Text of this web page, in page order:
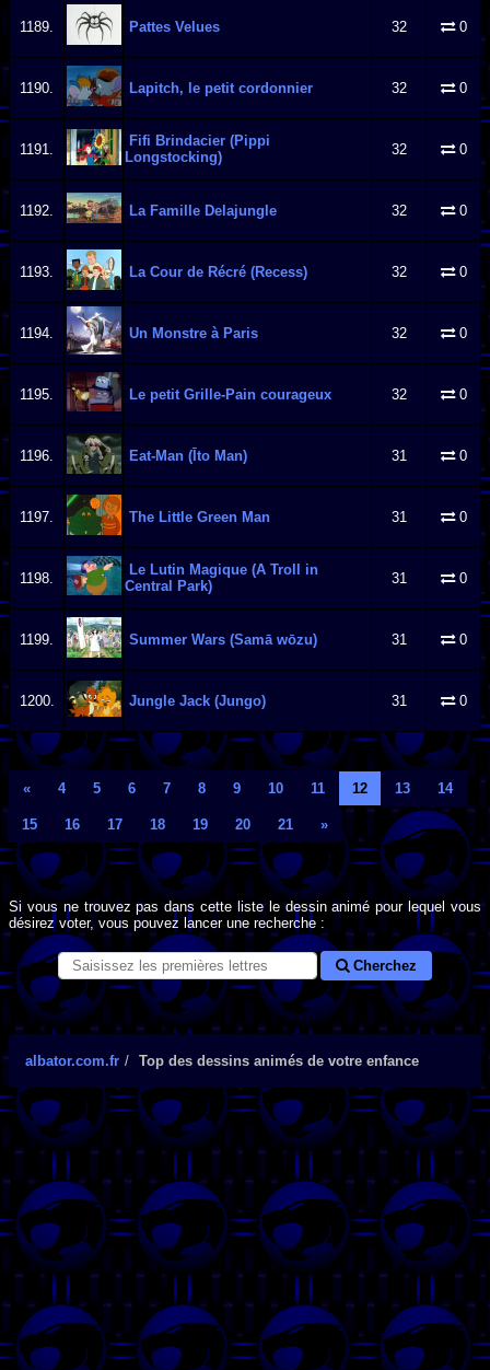
1189. Pattes Velues 32 0
1190. Lapitch, le petit cordonnier 32 0
1191.
Fifi Brindacier (Pippi
Longstocking)
32 0
1192. La Famille Delajungle 32 0
1193. La Cour de Récré (Recess) 32 0
1194. Un Monstre à Paris 32 0
1195. Le petit Grille-Pain courageux 32 0
1196. Eat-Man (Īto Man) 31 0
1197. The Little Green Man 31 0
1198.
Le Lutin Magique (A Troll in
Central Park)
31 0
1199. Summer Wars (Samā wōzu) 31 0
1200. Jungle Jack (Jungo) 31 0
« 4 5 6 7 8 9 10 11 12 13 14
15 16 17 18 19 20 21 »
Si vous ne trouvez pas dans cette liste le dessin animé pour lequel vous
désirez voter, vous pouvez lancer une recherche :
Cherchez
albator.com.fr Top des dessins animés de votre enfance